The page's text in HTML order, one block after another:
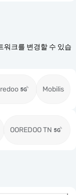
워크를 변경할 수 있습
Mobilis
OOREDOO TN